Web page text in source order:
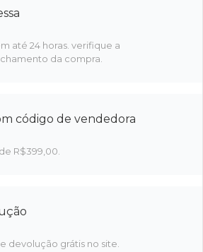
até 24 horas. verifique a
da compra.
código de vendedora
R$399,00.
devolução grátis no site.